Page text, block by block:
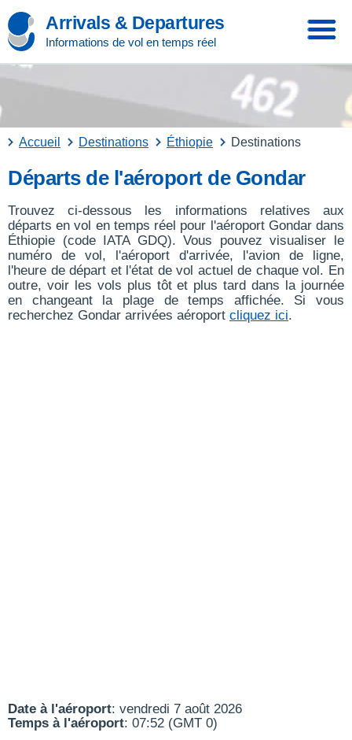
Arrivals & Departures
Informations de vol en temps réel
Accueil Destinations Éthiopie Destinations
Départs de l'aéroport de Gondar
Trouvez ci-dessous les informations relatives aux
départs en vol en temps réel pour l'aéroport Gondar dans
Éthiopie (code IATA GDQ). Vous pouvez visualiser le
numéro de vol, l'aéroport d'arrivée, l'avion de ligne,
l'heure de départ et l'état de vol actuel de chaque vol. En
outre, voir les vols plus tôt et plus tard dans la journée
en changeant la plage de temps affichée. Si vous
recherchez Gondar arrivées aéroport cliquez ici.
Date à l'aéroport: vendredi 7 août 2026
Temps à l'aéroport: 07:52 (GMT 0)